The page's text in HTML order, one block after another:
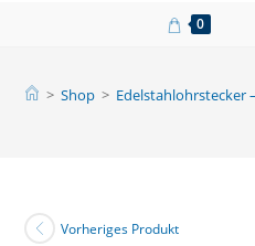
0
> Shop > Edelstahlohrstecker
Vorheriges Produkt